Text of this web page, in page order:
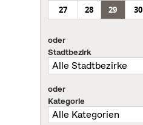
27
28 29 30
oder
Stadtbezirk
oder
Kategorie